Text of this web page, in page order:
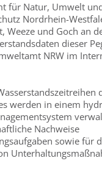
für Natur, Umwelt
Nordrhein-
Weeze und Goch an
dieser
NRW im
werden in einem
Nachweise
sowie für